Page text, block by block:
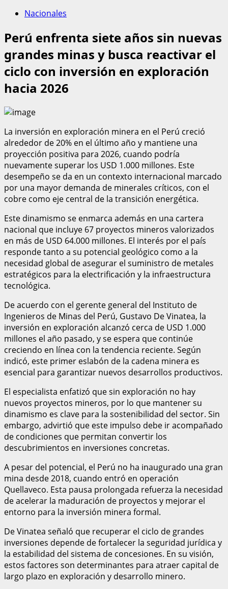
Nacionales
Perú enfrenta siete años sin nuevas
grandes minas y busca reactivar el
ciclo con inversión en exploración
hacia 2026
La inversión en exploración minera en el Perú creció
alrededor de 20% en el último año y mantiene una
proyección positiva para 2026, cuando podría
nuevamente superar los USD 1.000 millones. Este
desempeño se da en un contexto internacional marcado
por una mayor demanda de minerales críticos, con el
cobre como eje central de la transición energética.
Este dinamismo se enmarca además en una cartera
nacional que incluye 67 proyectos mineros valorizados
en más de USD 64.000 millones. El interés por el país
responde tanto a su potencial geológico como a la
necesidad global de asegurar el suministro de metales
estratégicos para la electrificación y la infraestructura
tecnológica.
De acuerdo con el gerente general del Instituto de
Ingenieros de Minas del Perú, Gustavo De Vinatea, la
inversión en exploración alcanzó cerca de USD 1.000
millones el año pasado, y se espera que continúe
creciendo en línea con la tendencia reciente. Según
indicó, este primer eslabón de la cadena minera es
esencial para garantizar nuevos desarrollos productivos.
El especialista enfatizó que sin exploración no hay
nuevos proyectos mineros, por lo que mantener su
dinamismo es clave para la sostenibilidad del sector. Sin
embargo, advirtió que este impulso debe ir acompañado
de condiciones que permitan convertir los
descubrimientos en inversiones concretas.
A pesar del potencial, el Perú no ha inaugurado una gran
mina desde 2018, cuando entró en operación
Quellaveco. Esta pausa prolongada refuerza la necesidad
de acelerar la maduración de proyectos y mejorar el
entorno para la inversión minera formal.
De Vinatea señaló que recuperar el ciclo de grandes
inversiones depende de fortalecer la seguridad jurídica y
la estabilidad del sistema de concesiones. En su visión,
estos factores son determinantes para atraer capital de
largo plazo en exploración y desarrollo minero.